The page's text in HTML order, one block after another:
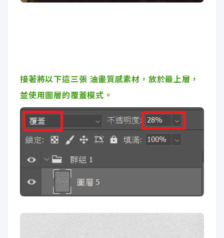
接著將以下這三張 油畫質感素材，放於最上層，
並使用圖層的覆蓋模式。